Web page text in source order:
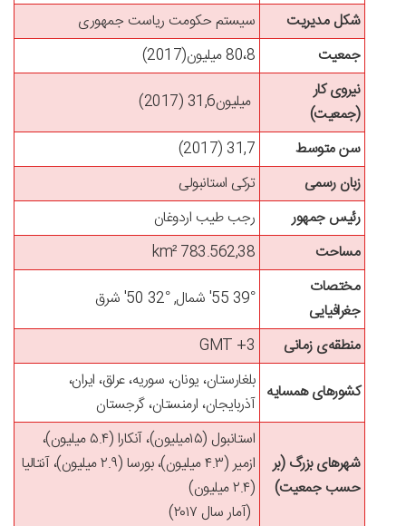
شکل مدیریت
سیستم حکومت ریاست جمهوری
جمعیت
80،8 میلیون(2017)
نیروی کار
(جمعیت)
میلیون31,6 (2017)
سن متوسط
31,7 (2017)
زبان رسمی
ترکی استانبولی
رئیس جمهور
رجب طیب اردوغان
مساحت
783.562,38 km²
مختصات
جغرافیایی
39° 55' شمال, 32° 50'
شرق
منطقه‌ی زمانی
GMT +3
کشورهای همسایه بلغارستان، یونان، سوریه، عرلق، ایران،
آذربایجان، ارمنستان، گرجستان
شهرهای بزرگ (بر
حسب جمعیت)
استانبول (۱۵میلیون)، آنکارا (۵.۴ میلیون)،
ازمیر (۴.۳ میلیون)، بورسا (۲.۹ میلیون)، آنتالیا
(۲.۴ میلیون)
(آمار سال ۲۰۱۷)